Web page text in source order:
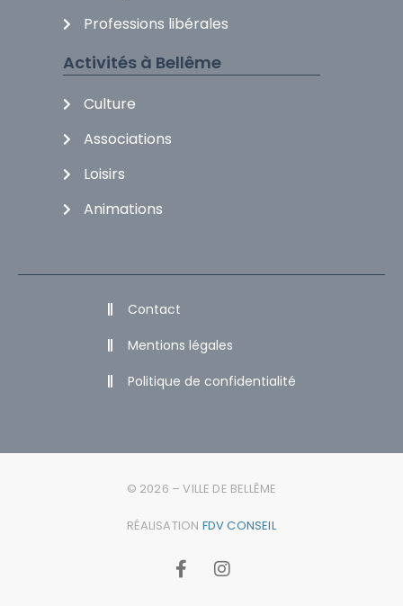
Professions libérales
Activités à Bellême
Culture
Associations
Loisirs
Animations
Contact
Mentions légales
Politique de confidentialité
© 2026 – VILLE DE BELLÊME
RÉALISATION FDV CONSEIL